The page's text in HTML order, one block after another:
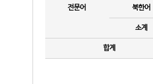
전문어 북한어
소계
합계